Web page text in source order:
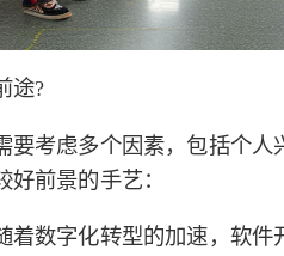
途?
要考虑多个因素，包括个
前景的手艺：
着数字化转型的加速，软